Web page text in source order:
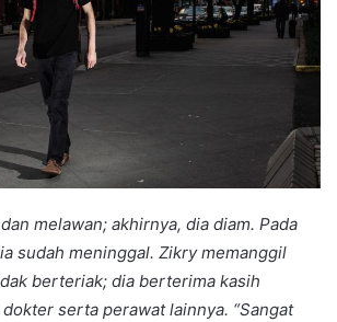
melawan; akhirnya, dia diam. Pada
sudah meninggal. Zikry memanggil
berteriak; dia berterima kasih
serta perawat lainnya. “Sangat